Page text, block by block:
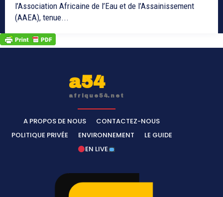
l’Association Africaine de l’Eau et de l’Assainissement
(AAEA), tenue...
a54
afrique54.net
A PROPOS DE NOUS
CONTACTEZ-NOUS
POLITIQUE PRIVÉE
ENVIRONNEMENT
LE GUIDE
EN LIVE